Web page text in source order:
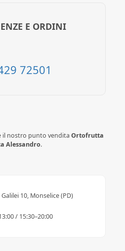
E ORDINI
72501
il nostro punto vendita Ortofrutta
Alessandro.
10, Monselice (PD)
/ 15:30–20:00